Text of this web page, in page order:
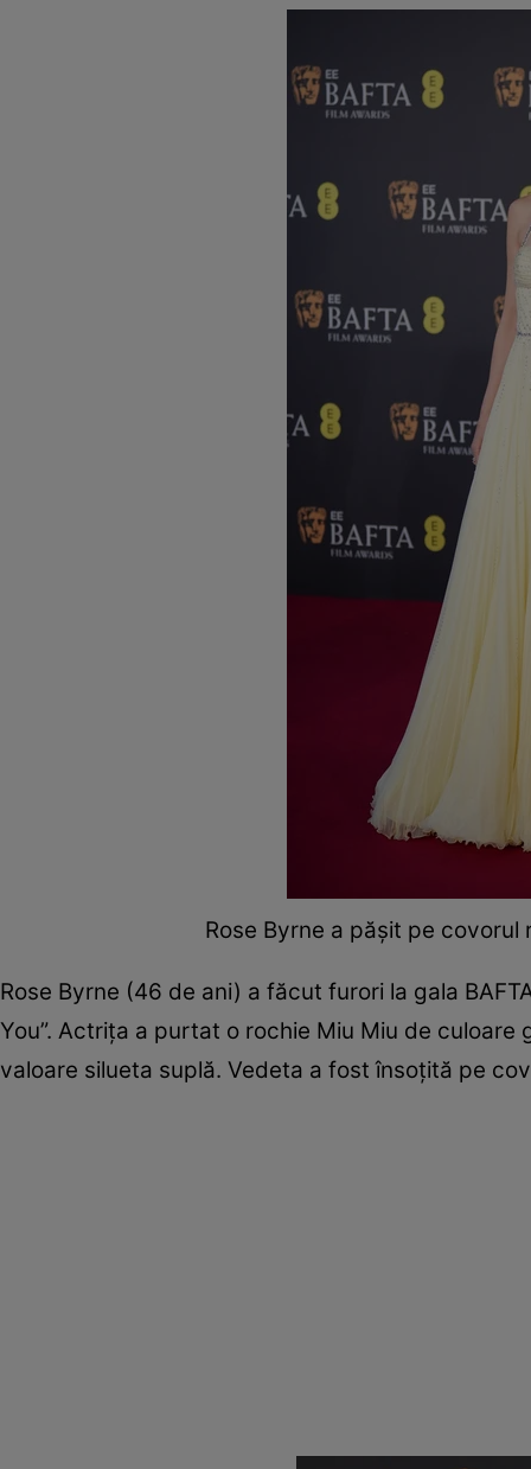
Rose Byrne a pășit pe
Rose Byrne (46 de ani) a făcut furori la gala
You”. Actrița a purtat o rochie Miu Miu de
valoare silueta suplă. Vedeta a fost însoțită pe